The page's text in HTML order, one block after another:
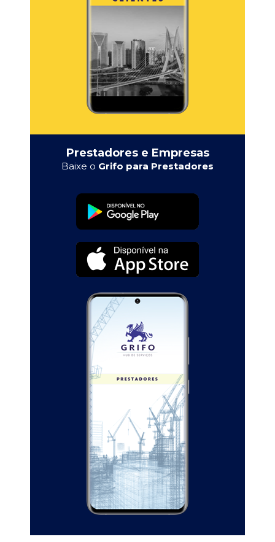
Prestadores e Empresas
Baixe o Grifo para Prestadores